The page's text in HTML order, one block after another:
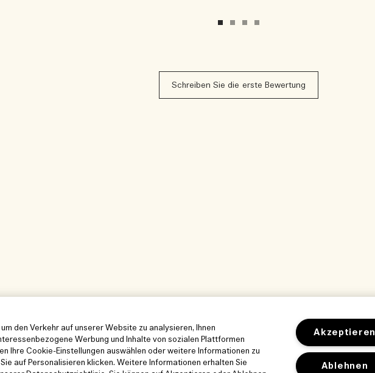
Schreiben Sie die erste Bewertung
den Verkehr auf unserer Website zu analysieren, Ihnen
Werbung und Inhalte von sozialen Plattformen
Ihre Cookie-Einstellungen auswählen oder weitere Informationen zu
auf Personalisieren klicken. Weitere Informationen erhalten Sie
Ablehnen